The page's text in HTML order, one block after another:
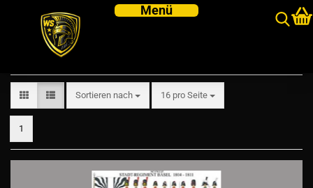
Schweiz
Sortieren nach
Sortieren nach 16 pro Seite
pro Seite
1